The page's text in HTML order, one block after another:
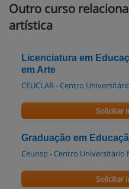
Outro curso
artística
Licenciatura em
em Arte
CEUCLAR - Centro
Solicitar
Graduação em
Ceunsp - Centro Universitário
Solicitar